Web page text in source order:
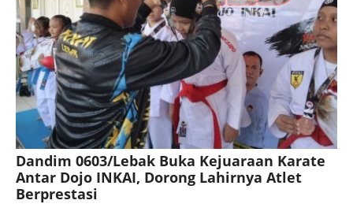
Dandim 0603/Lebak Buka Kejuaraan Karate
Antar Dojo INKAI, Dorong Lahirnya Atlet
Berprestasi